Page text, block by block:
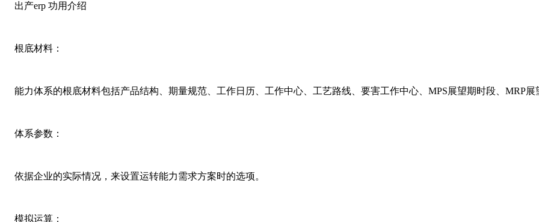
出产erp 功用介绍
根底材料：
能力体系的根底材料包括产品结构、期量规范、工作日历、工作中心、工艺路线、要害工作中心、MPS展望期时段、MRP展
体系参数：
依据企业的实际情况，来设置运转能力需求方案时的选项。
模拟运算：